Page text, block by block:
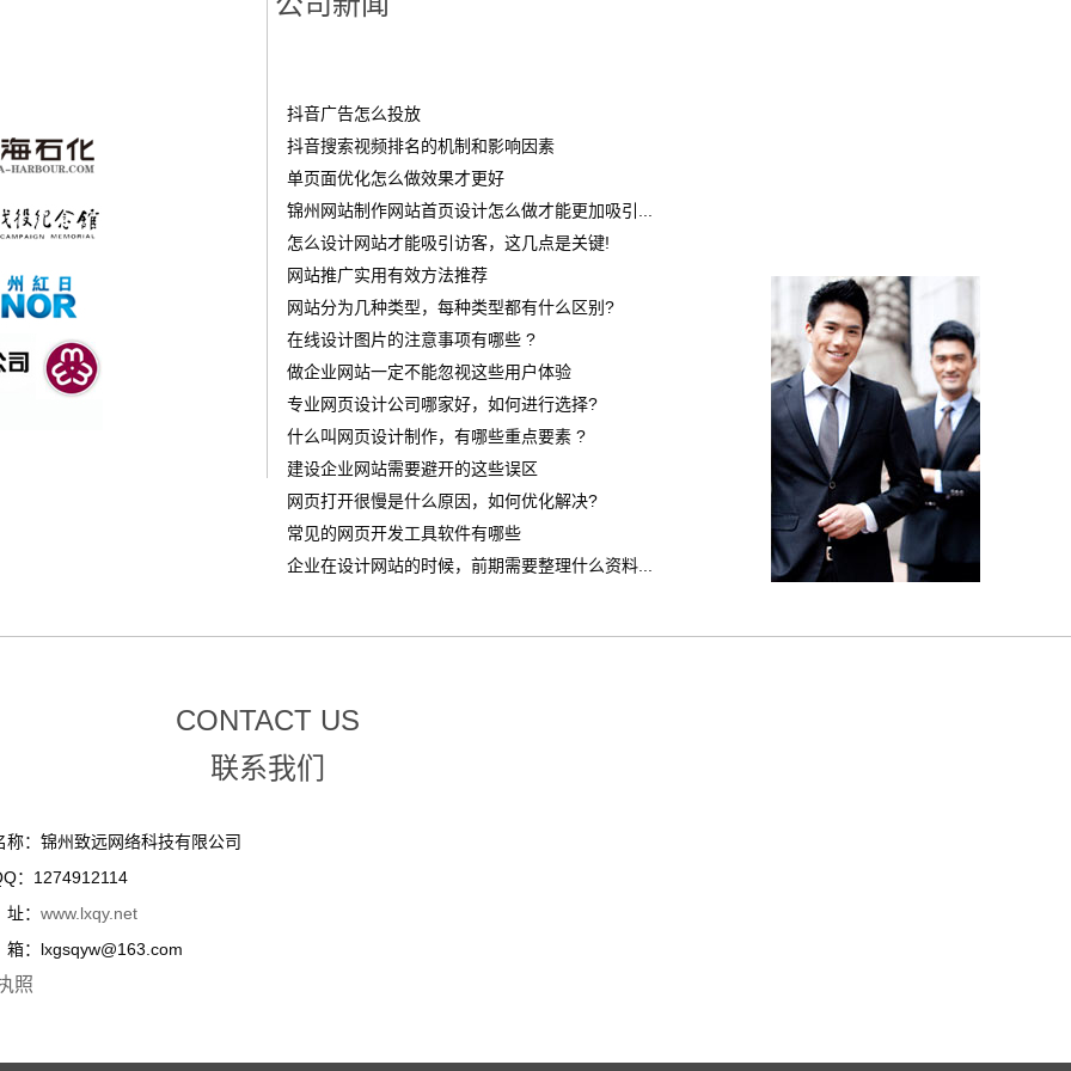
抖音广告怎么投放
‌抖音搜索视频排名的机制和影响因素
单页面优化怎么做效果才更好
锦州网站制作网站首页设计怎么做才能更加吸引...
怎么设计网站才能吸引访客，这几点是关键!
网站推广实用有效方法推荐
网站分为几种类型，每种类型都有什么区别?
在线设计图片的注意事项有哪些 ?
做企业网站一定不能忽视这些用户体验
专业网页设计公司哪家好，如何进行选择?
什么叫网页设计制作，有哪些重点要素 ?
建设企业网站需要避开的这些误区
网页打开很慢是什么原因，如何优化解决?
常见的网页开发工具软件有哪些
企业在设计网站的时候，前期需要整理什么资料...
CONTACT US
联系我们
称：锦州致远网络科技有限公司
：1274912114
： www.lxqy.net
lxgsqyw@163.com
照